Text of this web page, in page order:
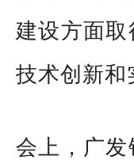
建设方面
技术创新和
会上，广